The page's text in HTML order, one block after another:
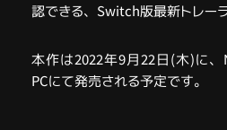
認できる、Switch版最新トレー
本作は2022年9月22日(木)に
PCにて発売される予定です。